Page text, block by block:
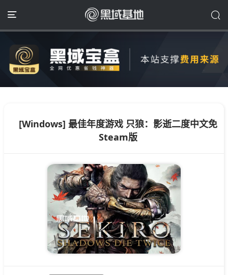
[Windows] 最佳年度游戏 只狼：影逝二度中文免
Steam版